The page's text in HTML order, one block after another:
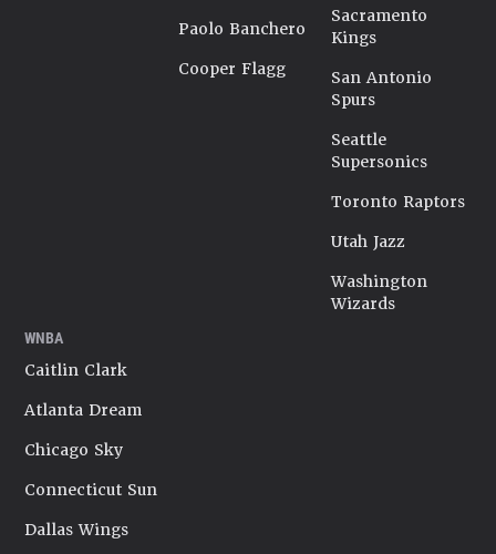
Paolo Banchero
Cooper Flagg
Sacramento
Kings
San Antonio
Spurs
Seattle
Supersonics
Toronto Raptors
Utah Jazz
Washington
Wizards
WNBA
Caitlin Clark
Atlanta Dream
Chicago Sky
Connecticut Sun
Dallas Wings